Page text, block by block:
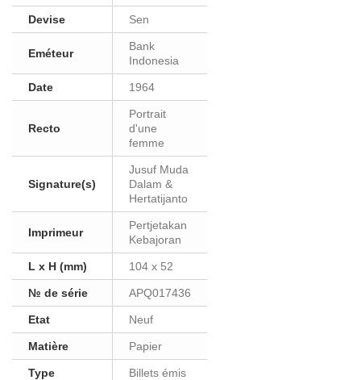
Devise Sen
Eméteur
Bank
Indonesia
Date 1964
Recto
Portrait
d'une
femme
Signature(s)
Jusuf Muda
Dalam &
Hertatijanto
Imprimeur
Pertjetakan
Kebajoran
L x H (mm) 104 x 52
№ de série APQ017436
Etat Neuf
Matière Papier
Type Billets émis